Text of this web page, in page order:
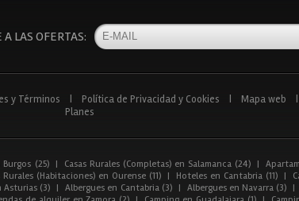
LAS OFERTAS:
y Términos Política de Privacidad y Cookies Mapa web
Planes
Burgos (25) | Casas Rurales (Completas) en Salamanca (24) |
Rurales (Habitaciones) en Ourense (11) | Hoteles en Cantabria (11) |
Asturias (3) | Albergues en Cantabria (3) | Albergues en Navarra (3) |